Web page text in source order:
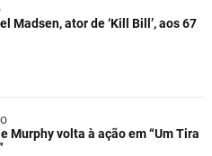
Madsen, ator de ‘Kill Bill’, aos 67
Murphy volta à ação em “Um Tira